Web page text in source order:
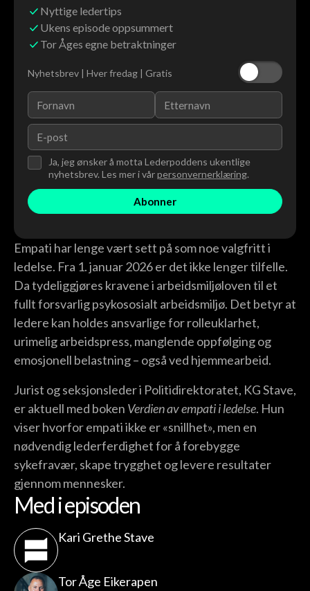
Nyttige ledertips
Ukens episode oppsummert
Tor Åges egne betraktninger
Nyhetsbrev | Hver fredag | Gratis
Ja, jeg ønsker å motta Lederpoddens ukentlige
nyhetsbrev. Les mer i vårpersonvernerklæring.
Empati har lenge vært sett på som noe valgfritt i
ledelse. Fra 1. januar 2026 er det ikke lenger tilfelle.
Da tydeliggjøres kravene i arbeidsmiljøloven til et
fullt forsvarlig psykososialt arbeidsmiljø. Det betyr at
ledere kan holdes ansvarlige for rolleuklarhet,
urimelig arbeidspress, manglende oppfølging og
emosjonell belastning – også ved hjemmearbeid.
Jurist og seksjonsleder i Politidirektoratet, KG Stave,
er aktuell med boken Verdien av empati i ledelse. Hun
viser hvorfor empati ikke er «snillhet», men en
nødvendig lederferdighet for å forebygge
sykefravær, skape trygghet og levere resultater
gjennom mennesker.
Med i episoden
Kari Grethe Stave
Tor Åge Eikerapen